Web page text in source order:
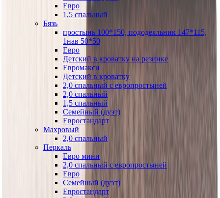
Евро
1,5 спальный
Бязь
простынь 100*150, пододеяльник 147*115,
1нав 50*50
Евро
Детский в кроватку на резинке
Евромакси
Детский в кроватку
2,0 спальный с европростыней
2,0 спальный
1,5 спальный
Семейный (дуэт)
Евростандарт
Махровый
2,0 спальный
Перкаль
Евро мини
2,0 спальный с европростыней
Евро
Семейный (дуэт)
Евростандарт